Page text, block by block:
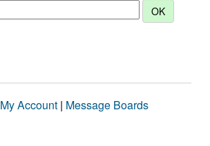
My Account | Message Boards